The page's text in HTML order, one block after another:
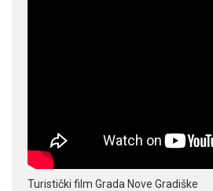
Turistički film Grada Nove Gradiške